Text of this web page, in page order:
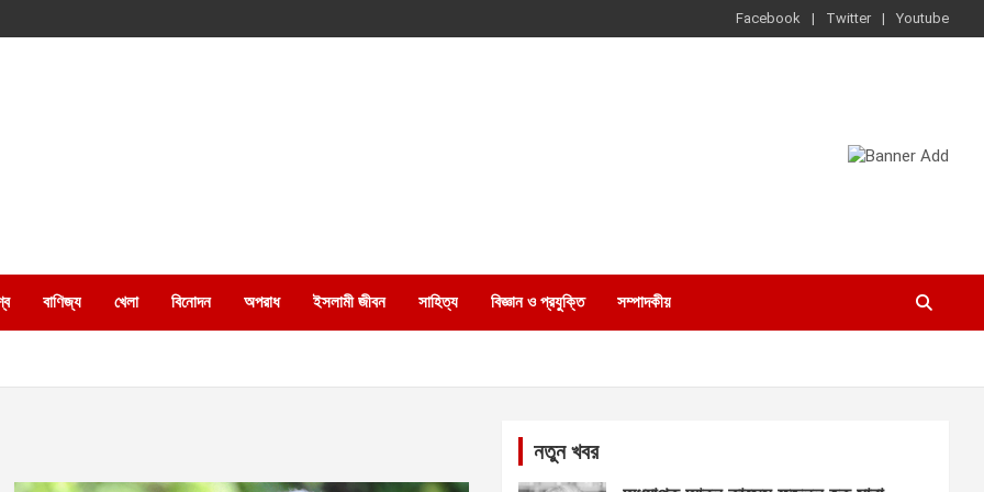
Facebook Twitter Youtube
বাণিজ্য খেলা বিনোদন অপরাধ ইসলামী জীবন সাহিত্য বিজ্ঞান ও প্রযুক্তি সম্পাদকীয়
নতুন খবর